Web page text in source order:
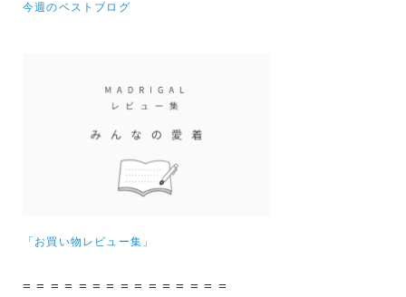
今週のベストブログ
「お買い物レビュー集」
= = = = = = = = = = = = = = =